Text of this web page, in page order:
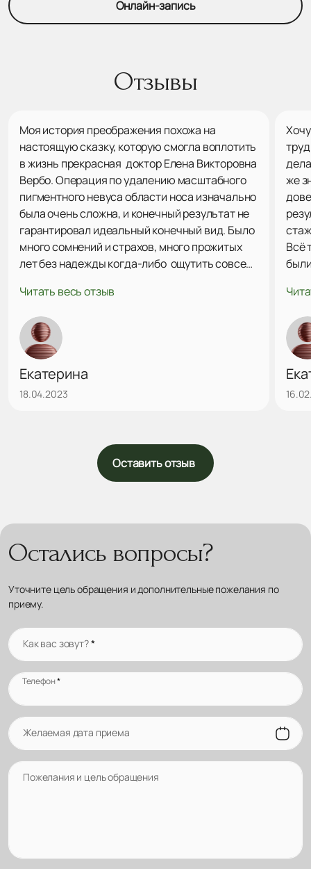
Онлайн-запись
Отзывы
Моя история преображения похожа на
настоящую сказку, которую смогла воплотить
в жизнь прекрасная доктор Елена Викторовна
Вербо. Операция по удалению масштабного
пигментного невуса области носа изначально
была очень сложна, и конечный результат не
гарантировал идеальный конечный вид. Было
много сомнений и страхов, много прожитых
лет без надежды когда-либо ощутить совсем
Однако Елена Викторовна с первой
консультации смогла вселить решимость и
уверенность в благоприятном исходе,
подробно и доброжелательно разъяснив все
аспекты грядущего хирургического
вмешательства. Потрясающий набор
профессиональных и личностных качеств
Читать весь отзыв
Екатерина
18.04.2023
же
Всё
Оставить отзыв
Остались вопросы?
Уточните цель обращения и дополнительные пожелания по
приему.
Как вас зовут?*
Телефон*
Желаемая дата приема
Пожелания и цель обращения